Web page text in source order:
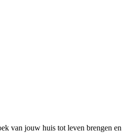
van jouw huis tot leven brengen en